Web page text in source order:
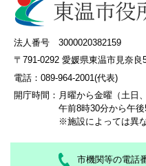
法人番号 3000020382159
〒791-0292 愛媛県東温市見奈良
電話：089-964-2001(代表)
開庁時間： 月曜から金曜（土日
午前8時30分から午
※施設によっては異
市機関等の電話